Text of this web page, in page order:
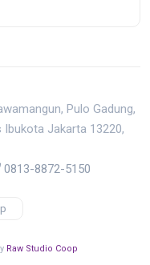
Pulo Gadung,
Jakarta 13220,
0813-8872-5150
Raw Studio Coop